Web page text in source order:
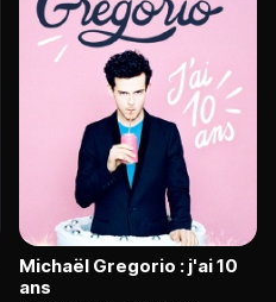
Michaël Gregorio : j'ai 10
ans